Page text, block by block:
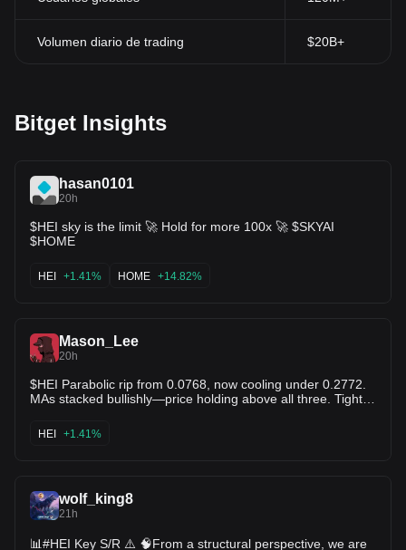
Volumen diario de trading $20B+
Bitget Insights
hasan0101
20h
$HEI sky is the limit 🚀 Hold for more 100x 🚀 $SKYAI
$HOME
HEI +1.41% HOME +14.82%
Mason_Lee
20h
$HEI Parabolic rip from 0.0768, now cooling under 0.2772.
MAs stacked bullishly—price holding above all three. Tight
ignites the next leg, rejection sends it back to 0.2027
support. Momentum is extreme—tight stop essential. Entry
HEI +1.41%
wolf_king8
21h
📊#HEI Key S/R ⚠️ 🧠From a structural perspective, we are